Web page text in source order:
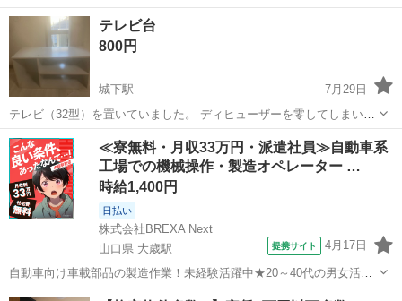
岡山 倉敷市 浦田駅
テレビ台
800円
城下駅
7月29日
テレビ（32型）を置いていました。 ディヒューザーを零してしまいシ
ミが500円玉程度が2つあったと思います。 追加のお写真は撮ることが
できません。 気にならない方のみご購入お願いします。 他商品とのご
購入で0円です。
岡山 岡山市 城下駅 収納家具
≪寮無料・月収33万円・派遣社員≫自動車系
工場での機械操作・製造オペレーター …
時給1,400円
日払い
株式会社BREXA Next
山口県 大歳駅
提携サイト 4月17日
自動車向け車載部品の製造作業！未経験活躍中★20～40代の男女活躍
中！友達同士での応募OK！備品付きワンルーム寮費無料！赴任旅費会
山口 山口市 大歳駅 その他